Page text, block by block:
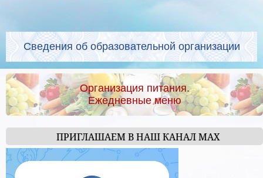
Сведения об образовательной организации
Организация питания.
Ежедневные меню
ПРИГЛАШАЕМ В НАШ КАНАЛ МАХ